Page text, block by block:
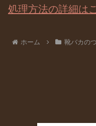
処理方法の詳細は
ホーム 靴バカの